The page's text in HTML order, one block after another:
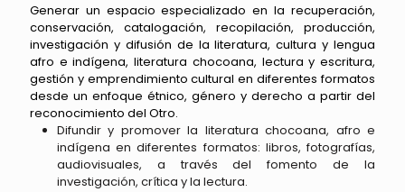
Generar un espacio especializado en la recuperación,
conservación, catalogación, recopilación, producción,
investigación y difusión de la literatura, cultura y lengua
afro e indígena, literatura chocoana, lectura y escritura,
gestión y emprendimiento cultural en diferentes formatos
desde un enfoque étnico, género y derecho a partir del
reconocimiento del Otro.
Difundir y promover la literatura chocoana, afro e
indígena en diferentes formatos: libros, fotografías,
audiovisuales, a través del fomento de la
investigación, crítica y la lectura.